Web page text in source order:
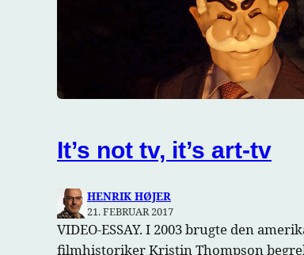
It’s not tv, it’s art-tv
HENRIK HØJER
21. FEBRUAR 2017
VIDEO-ESSAY. I 2003 brugte den
filmhistoriker Kristin Thompson